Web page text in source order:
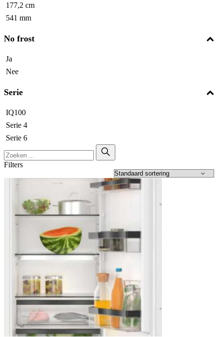
177,2 cm
541 mm
No frost
Ja
Nee
Serie
IQ100
Serie 4
Serie 6
Filters